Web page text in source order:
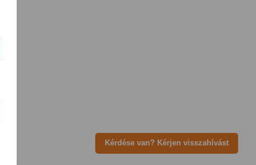
Kérdése van? Kérjen visszahívást